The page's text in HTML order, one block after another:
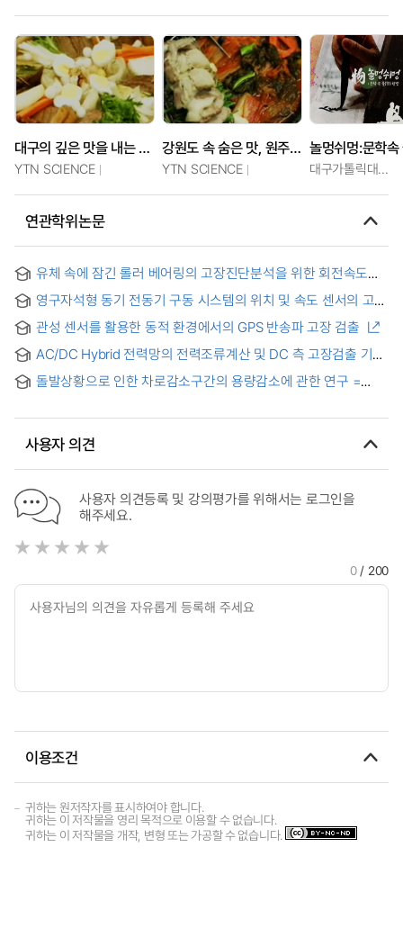
대구의 깊은 맛을 내는 국물 요리
YTN SCIENCE
강원도 속 숨은 맛, 원주의 생명밥상
YTN SCIENCE 대구가톨릭대학교
연관학위논문
유체 속에 잠긴 롤러 베어링의 고장진단분석을 위한 회전속도
측정 장치 개발
영구자석형 동기 전동기 구동 시스템의 위치 및 속도 센서의 고장
감지 = Fault Detection of Position and Speed Sensor for
Permanent Magnet Synchronous Motor Drive System
관성 센서를 활용한 동적 환경에서의 GPS 반송파 고장 검출
AC/DC Hybrid 전력망의 전력조류계산 및 DC 측 고장검출 기법
= Power Flow Calculation and DC Side Fault Detection
Technique of AC/DC Hybrid Power Network
돌발상황으로 인한 차로감소구간의 용량감소에 관한 연구 =
사용자 의견
사용자 의견등록 및 강의평가를 위해서는 로그인을
해주세요.
0/ 200
이용조건
귀하는 원저작자를 표시하여야 합니다.
귀하는 이 저작물을 영리 목적으로 이용할 수 없습니다.
귀하는 이 저작물을 개작, 변형 또는 가공할 수 없습니다.